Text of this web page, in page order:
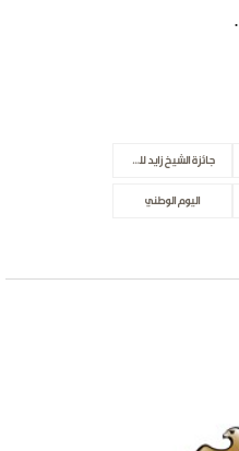
جائزة الشيخ زايد للكتاب
اليوم الوطني